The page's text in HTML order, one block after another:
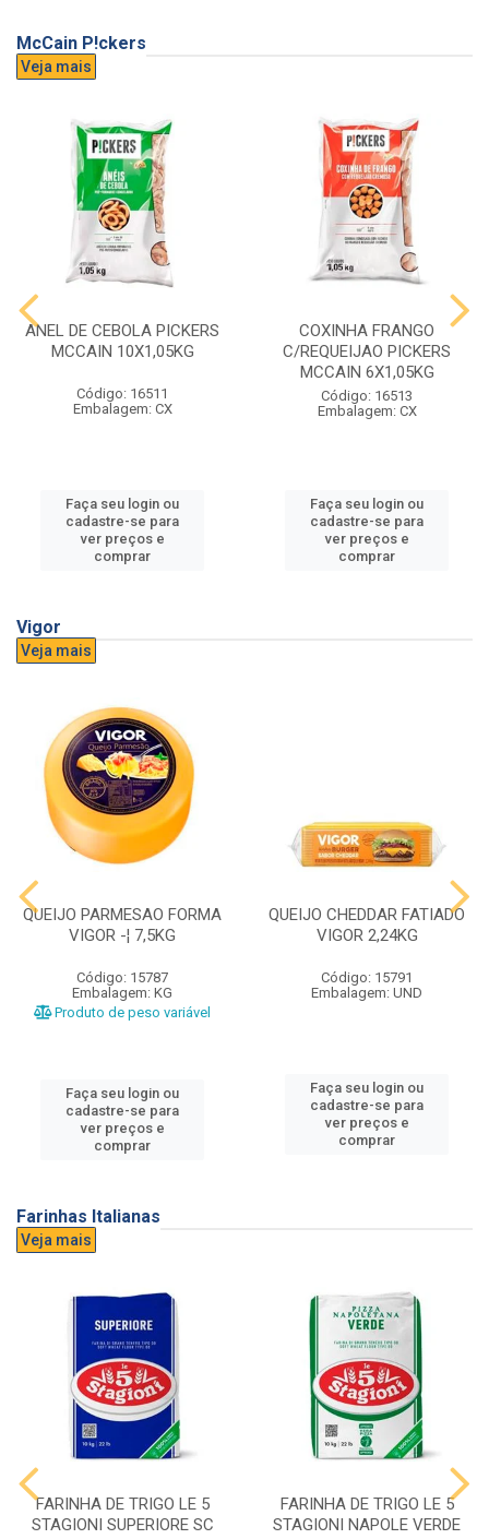
McCain P!ckers
Veja mais
ANEL DE CEBOLA PICKERS
MCCAIN 10X1,05KG
Código: 16511
Embalagem: CX
Faça seu login ou
cadastre-se para
ver preços e
comprar
COXINHA FRANGO
C/REQUEIJAO PICKERS
MCCAIN 6X1,05KG
Código: 16513
Embalagem: CX
Faça seu login ou
cadastre-se para
ver preços e
comprar
Vigor
Veja mais
QUEIJO PARMESAO FORMA
VIGOR -¦ 7,5KG
Código: 15787
Embalagem: KG
Produto de peso variável
Faça seu login ou
cadastre-se para
ver preços e
comprar
QUEIJO CHEDDAR FATIADO
VIGOR 2,24KG
Código: 15791
Embalagem: UND
Faça seu login ou
cadastre-se para
ver preços e
comprar
Farinhas Italianas
Veja mais
FARINHA DE TRIGO LE 5
STAGIONI SUPERIORE SC
FARINHA DE TRIGO LE 5
STAGIONI NAPOLE VERDE